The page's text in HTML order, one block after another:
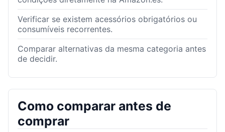
Verificar se existem acessórios obrigatórios ou
consumíveis recorrentes.
Comparar alternativas da mesma categoria antes
de decidir.
Como comparar antes de
comprar